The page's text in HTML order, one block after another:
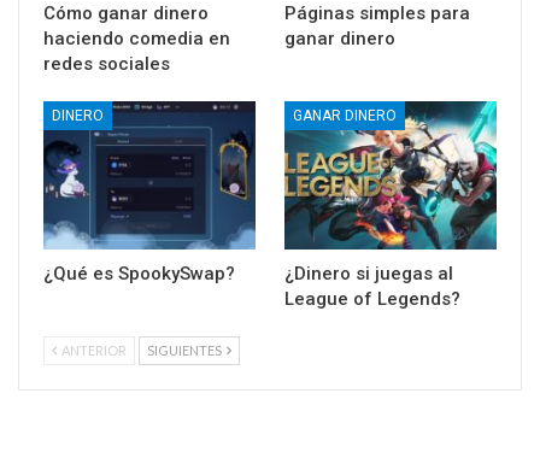
Cómo ganar dinero
haciendo comedia en
redes sociales
Páginas simples para
ganar dinero
DINERO
¿Qué es SpookySwap?
GANAR DINERO
¿Dinero si juegas al
League of Legends?
ANTERIOR SIGUIENTES